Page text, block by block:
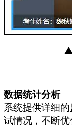
▲
数据统计分析
系统提供详细
试情况，不断优